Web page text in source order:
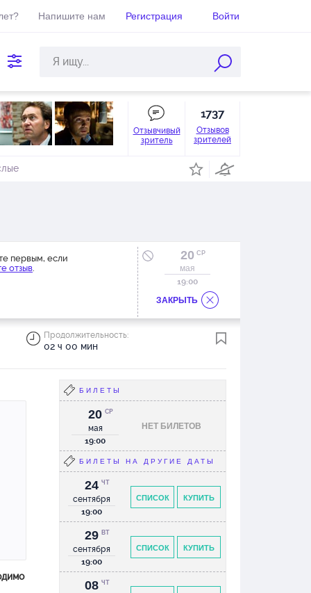
Напишите нам Регистрация Войти
Отзывчивый
зритель
1737
Отзывов
зрителей
первым, если
отзыв.
20 СР
мая
19:00
Продолжительность:
02 ч 00 мин
ЗАКРЫТЬ
БИЛЕТЫ
НЕТ БИЛЕТОВ
20
мая
СР
19:00
БИЛЕТЫ НА ДРУГИЕ ДАТЫ
КУПИТЬ
СПИСОК
24
сентября
ЧТ
19:00
КУПИТЬ
СПИСОК
29
сентября
ВТ
19:00
08 ЧТ